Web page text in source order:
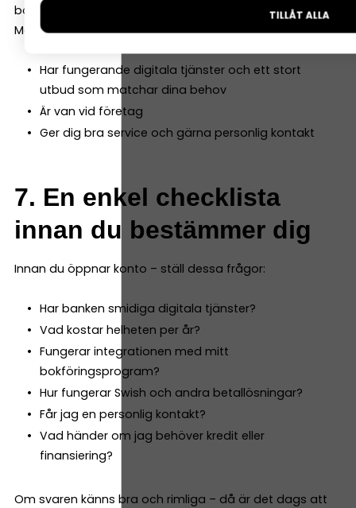
banken”.
Men välj en bank som:
Har fungerande digitala tjänster och ett stort
utbud som matchar dina behov
Är van vid företag
Ger dig bra service och gärna personlig kontakt
7. En enkel checklista
innan du bestämmer dig
Innan du öppnar konto – ställ dessa frågor:
Har banken smidiga digitala tjänster?
Vad kostar helheten per år?
Fungerar integrationen med mitt
bokföringsprogram?
Hur fungerar Swish och andra betallösningar?
Får jag en personlig kontakt?
Vad händer om jag behöver kredit eller
finansiering?
Om svaren känns bra och rimliga – då är det dags att
TILLÅT ALLA